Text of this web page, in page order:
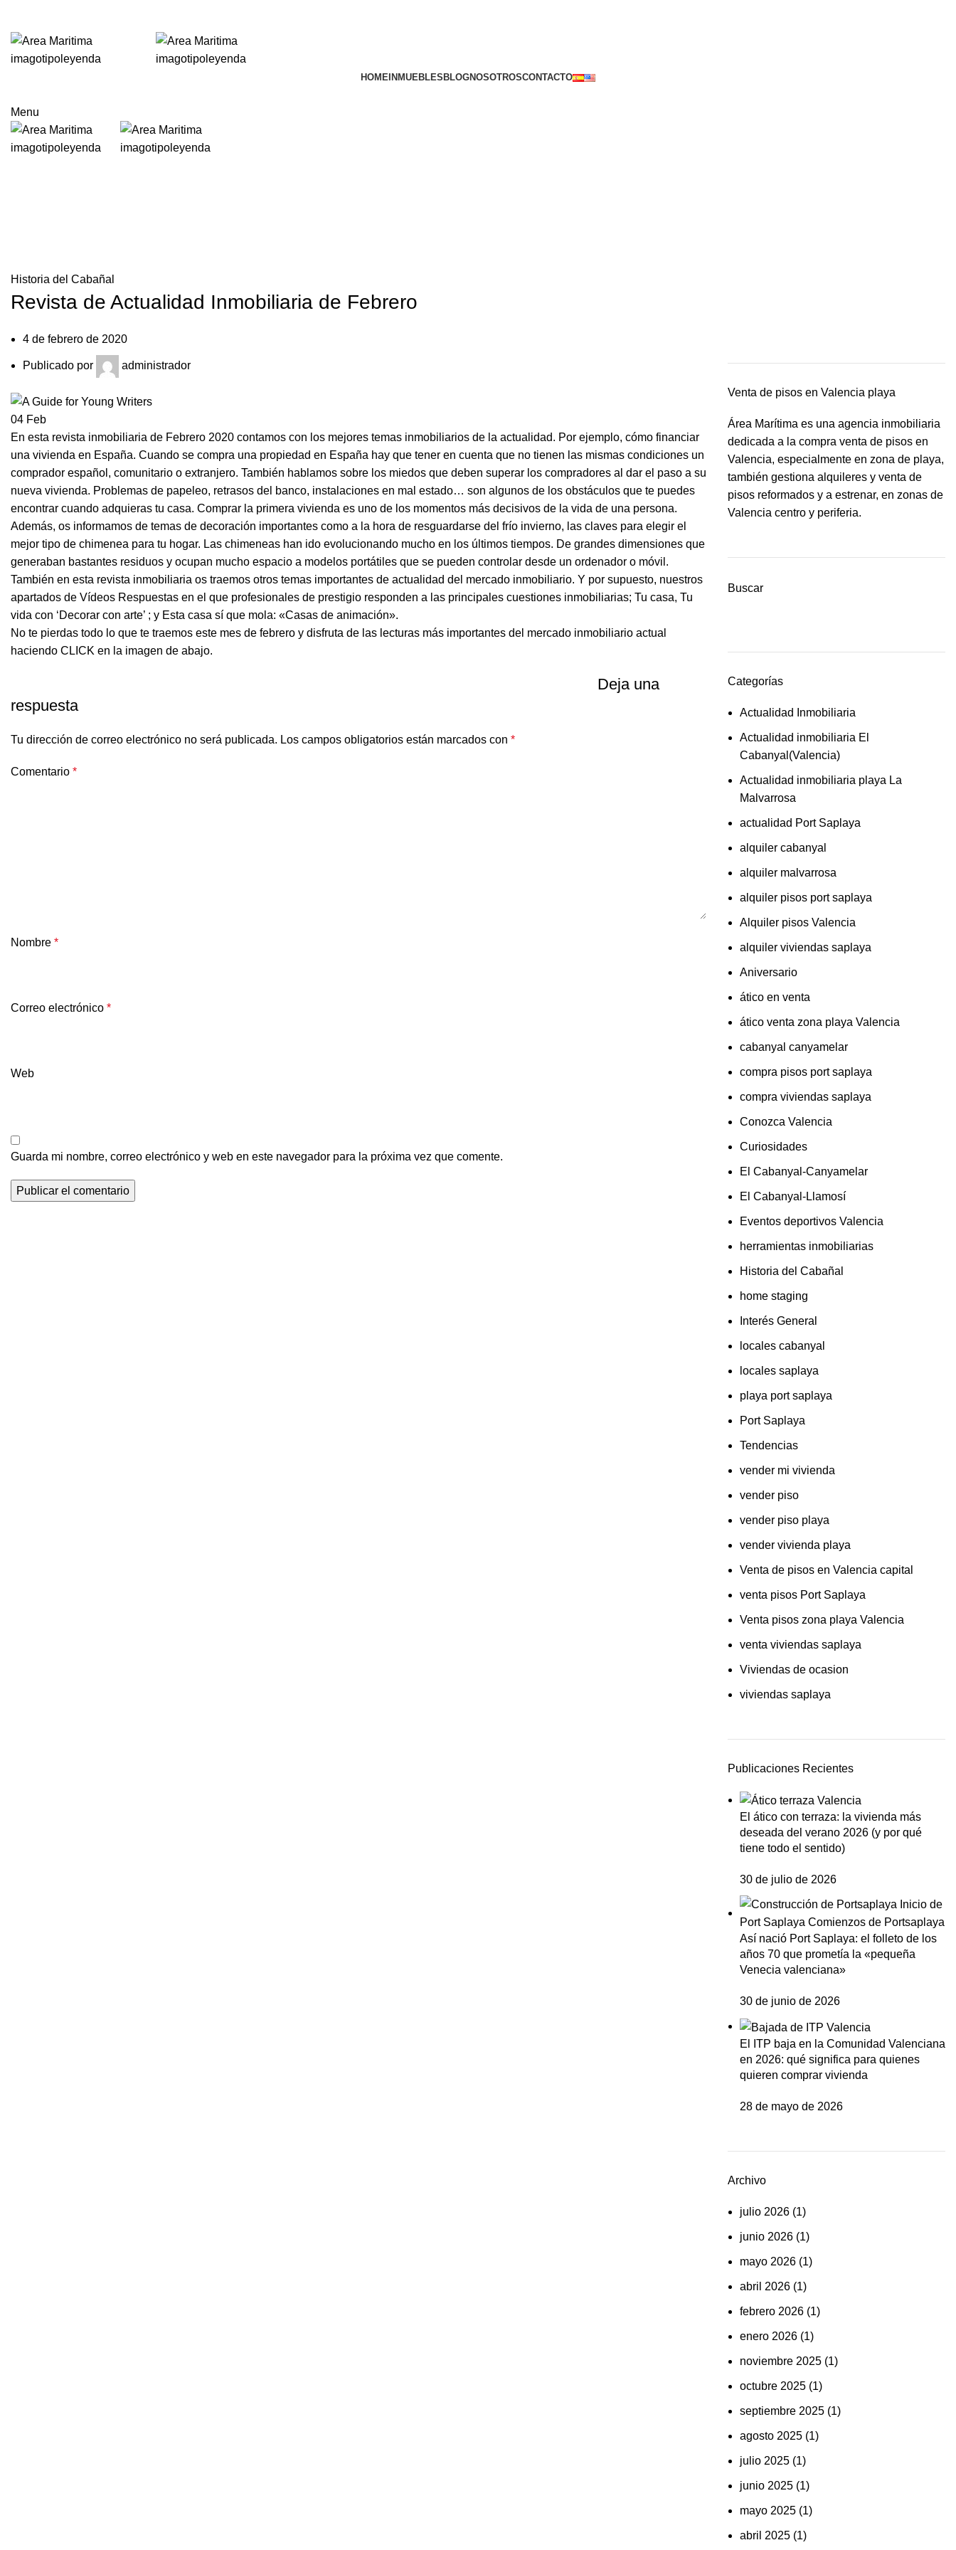
HOME INMUEBLES BLOGNOSOTROSCONTACTO
Menu
Historia del Cabañal
Revista de Actualidad Inmobiliaria de Febrero
4 de febrero de 2020
Publicado por administrador
04 Feb
En esta revista inmobiliaria de Febrero 2020 contamos con los mejores temas inmobiliarios de la actualidad. Por ejemplo, cómo financiar
una vivienda en España. Cuando se compra una propiedad en España hay que tener en cuenta que no tienen las mismas condiciones un
comprador español, comunitario o extranjero. También hablamos sobre los miedos que deben superar los compradores al dar el paso a su
nueva vivienda. Problemas de papeleo, retrasos del banco, instalaciones en mal estado… son algunos de los obstáculos que te puedes
encontrar cuando adquieras tu casa. Comprar la primera vivienda es uno de los momentos más decisivos de la vida de una persona.
Además, os informamos de temas de decoración importantes como a la hora de resguardarse del frío invierno, las claves para elegir el
mejor tipo de chimenea para tu hogar. Las chimeneas han ido evolucionando mucho en los últimos tiempos. De grandes dimensiones que
generaban bastantes residuos y ocupan mucho espacio a modelos portátiles que se pueden controlar desde un ordenador o móvil.
También en esta revista inmobiliaria os traemos otros temas importantes de actualidad del mercado inmobiliario. Y por supuesto, nuestros
apartados de Vídeos Respuestas en el que profesionales de prestigio responden a las principales cuestiones inmobiliarias; Tu casa, Tu
vida con ‘Decorar con arte’ ; y Esta casa sí que mola: «Casas de animación».
No te pierdas todo lo que te traemos este mes de febrero y disfruta de las lecturas más importantes del mercado inmobiliario actual
haciendo CLICK en la imagen de abajo.
Deja una
respuesta
Tu dirección de correo electrónico no será publicada. Los campos obligatorios están marcados con *
Comentario *
Nombre *
Correo electrónico *
Web
Guarda mi nombre, correo electrónico y web en este navegador para la próxima vez que comente.
Venta de pisos en Valencia playa
Área Marítima es una agencia inmobiliaria
dedicada a la compra venta de pisos en
Valencia, especialmente en zona de playa,
también gestiona alquileres y venta de
pisos reformados y a estrenar, en zonas de
Valencia centro y periferia.
Buscar
Categorías
Actualidad Inmobiliaria
Actualidad inmobiliaria El
Cabanyal(Valencia)
Actualidad inmobiliaria playa La
Malvarrosa
actualidad Port Saplaya
alquiler cabanyal
alquiler malvarrosa
alquiler pisos port saplaya
Alquiler pisos Valencia
alquiler viviendas saplaya
Aniversario
ático en venta
ático venta zona playa Valencia
cabanyal canyamelar
compra pisos port saplaya
compra viviendas saplaya
Conozca Valencia
Curiosidades
El Cabanyal-Canyamelar
El Cabanyal-Llamosí
Eventos deportivos Valencia
herramientas inmobiliarias
Historia del Cabañal
home staging
Interés General
locales cabanyal
locales saplaya
playa port saplaya
Port Saplaya
Tendencias
vender mi vivienda
vender piso
vender piso playa
vender vivienda playa
Venta de pisos en Valencia capital
venta pisos Port Saplaya
Venta pisos zona playa Valencia
venta viviendas saplaya
Viviendas de ocasion
viviendas saplaya
Publicaciones Recientes
El ático con terraza: la vivienda más
deseada del verano 2026 (y por qué
tiene todo el sentido)
30 de julio de 2026
Así nació Port Saplaya: el folleto de los
años 70 que prometía la «pequeña
Venecia valenciana»
30 de junio de 2026
El ITP baja en la Comunidad Valenciana
en 2026: qué significa para quienes
quieren comprar vivienda
28 de mayo de 2026
Archivo
julio 2026 (1)
junio 2026 (1)
mayo 2026 (1)
abril 2026 (1)
febrero 2026 (1)
enero 2026 (1)
noviembre 2025 (1)
octubre 2025 (1)
septiembre 2025 (1)
agosto 2025 (1)
julio 2025 (1)
junio 2025 (1)
mayo 2025 (1)
abril 2025 (1)